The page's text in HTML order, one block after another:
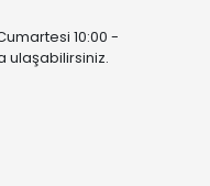
10:00 -
ulaşabilirsiniz.